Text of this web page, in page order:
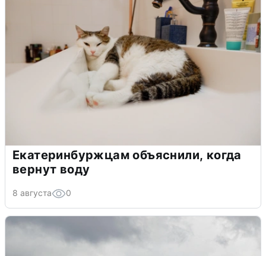
Екатеринбуржцам объяснили, когда
вернут воду
8 августа 0